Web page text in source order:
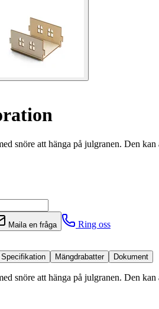
snöre att hänga på julgranen. Den
Maila en fråga Ring oss
Specifikation Mängdrabatter Dokument
snöre att hänga på julgranen. Den